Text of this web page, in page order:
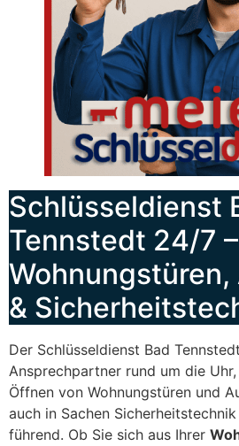
Schlüsseldienst
Tennstedt 24/7 –
&
Der Schlüsseldienst Bad
Ansprechpartner rund um die
Öffnen von Wohnungstüren und
auch in Sachen
führend. Ob Sie sich aus Ihrer